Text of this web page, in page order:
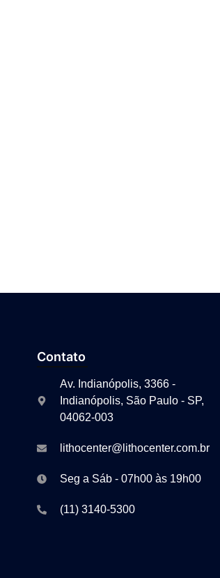
Contato
Av. Indianópolis, 3366 -
Indianópolis, São Paulo - SP,
04062-003
lithocenter@lithocenter.com.br
Seg a Sáb - 07h00 às 19h00
(11) 3140-5300